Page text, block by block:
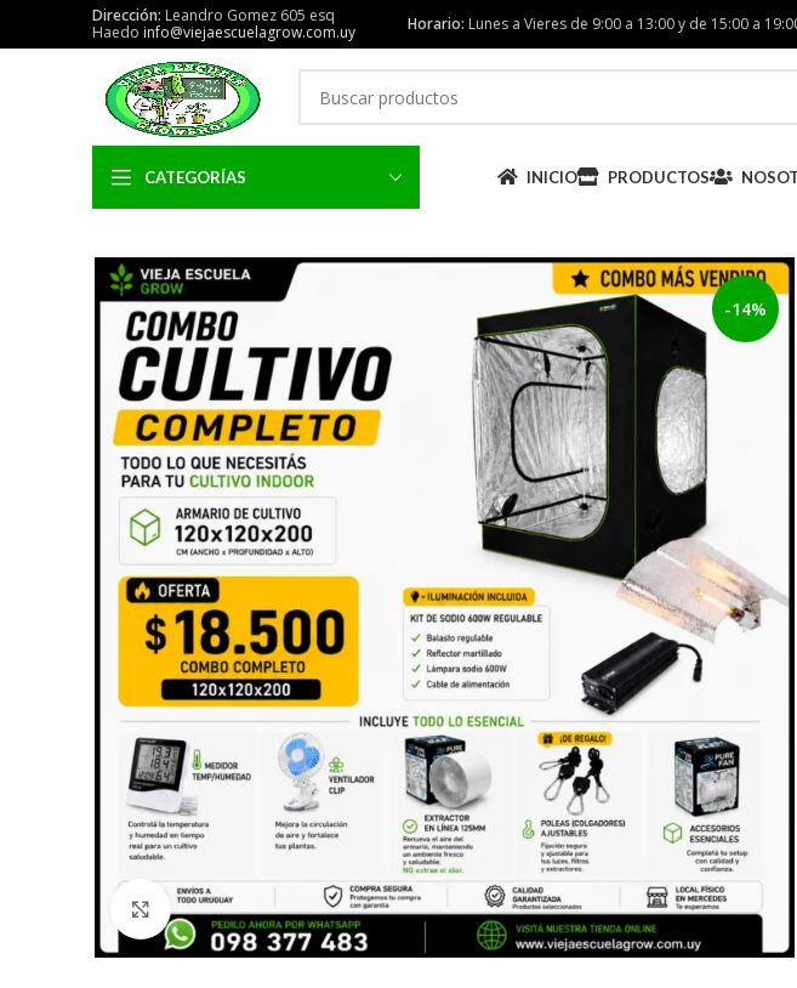
Dirección: Leandro Gomez 605 esq
Haedo info@viejaescuelagrow.com.uy Horario: Lunes a Vieres de 9:00 a 13:00 y de 15:00 a
CATEGORÍAS INICIO PRODUCTOS
-14%
Click to enlarge